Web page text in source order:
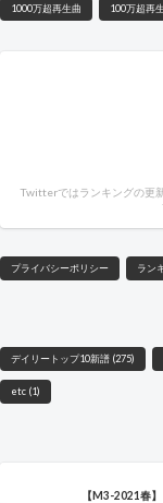
1000万超再生曲 100万超再
Twitterではランキングの更
プライバシーポリシー ラン
デイリートップ10新譜 (275)
etc (1)
【M3-2021春